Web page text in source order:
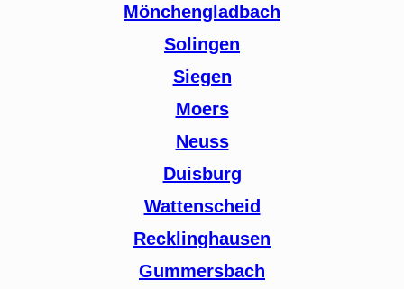
Mönchengladbach
Solingen
Siegen
Moers
Neuss
Duisburg
Wattenscheid
Recklinghausen
Gummersbach